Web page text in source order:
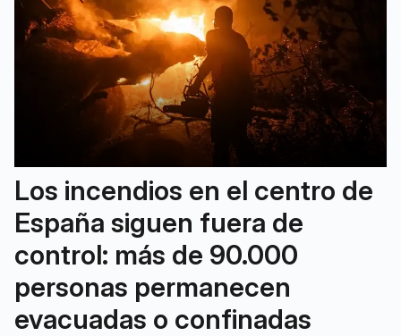
Los incendios en el centro de
España siguen fuera de
control: más de 90.000
personas permanecen
evacuadas o confinadas